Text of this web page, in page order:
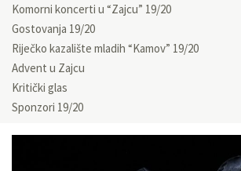
Komorni koncerti u “Zajcu” 19/20
Gostovanja 19/20
Riječko kazalište mladih “Kamov” 19/20
Advent u Zajcu
Kritički glas
Sponzori 19/20